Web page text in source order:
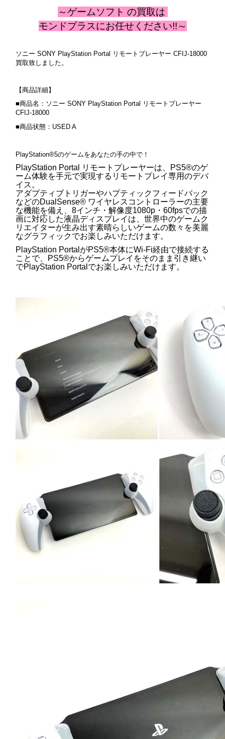
～ゲームソフト の買取は
モンドプラスにお任せください!!～
ソニー SONY PlayStation Portal リモートプレーヤー CFIJ-18000
買取致しました。
【商品詳細】
■商品名：ソニー SONY PlayStation Portal リモートプレーヤー
CFIJ-18000
■商品状態：USED A
PlayStation®5のゲームをあなたの手の中で！
PlayStation Portal リモートプレーヤーは、PS5®のゲ
ーム体験を手元で実現するリモートプレイ専用のデバ
イス。
アダプティブトリガーやハプティックフィードバック
などのDualSense® ワイヤレスコントローラーの主要
な機能を備え、8インチ・解像度1080p・60fpsでの描
画に対応した液晶ディスプレイは、世界中のゲームク
リエイターが生み出す素晴らしいゲームの数々を美麗
なグラフィックでお楽しみいただけます。
PlayStation PortalがPS5®本体にWi-Fi経由で接続する
ことで、PS5®からゲームプレイをそのまま引き継い
でPlayStation Portalでお楽しみいただけます。